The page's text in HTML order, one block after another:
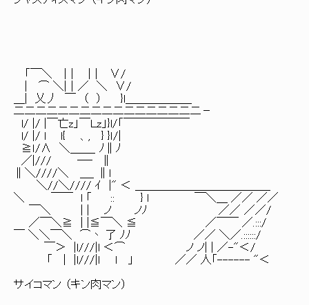
「￣＼ ｜| |｜ ∨/
| ⌒ ＼|｜／ ＼ ∨/
＿| 乂丿 ￣ （ ） }l＿＿＿＿＿＿
二二二二二二二二二二二二二二二二二－
l/ |/ |￣亡z」￣Ｌz」}l/「￣￣￣￣￣￣
l/ |/ l l{ 、, } }ｌ/|
≧ｌ/∧ ＼＿＿_ ﾉ∥ﾉ
／|/// ―‐ ∥
∥＼////＼ ＿_ ∥l
＼//＼//// ｲ |" ＜ ＿＿＿＿＿＿＿＿＿＿＿＿_
＼ ￣￣ l 「 :: } l ￣＼＿ ／／ ／／
￣＼ | | ノ ノﾉ ／／ ／／/
／￣＼≧ | |≦￣＼ ≦ ／￣￣ ／.:::/
￣ ＼＼￣＼ ⌒丶 了 ﾉﾉ ／／ ＼／.::::::/
￣＞ |l///|l ＜⌒ ノ ノ| | ／-"＜/
「 | |l///|l l 」 ／／ 人「------ "＜
サイコマン （キン肉マン）